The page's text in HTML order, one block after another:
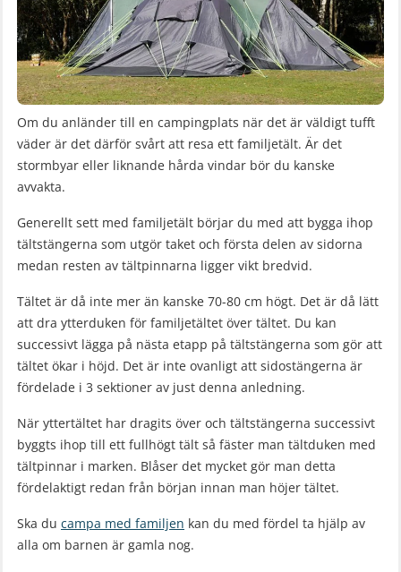
Om du anländer till en campingplats när det är väldigt tufft
väder är det därför svårt att resa ett familjetält. Är det
stormbyar eller liknande hårda vindar bör du kanske
avvakta.
Generellt sett med familjetält börjar du med att bygga ihop
tältstängerna som utgör taket och första delen av sidorna
medan resten av tältpinnarna ligger vikt bredvid.
Tältet är då inte mer än kanske 70-80 cm högt. Det är då lätt
att dra ytterduken för familjetältet över tältet. Du kan
successivt lägga på nästa etapp på tältstängerna som gör att
tältet ökar i höjd. Det är inte ovanligt att sidostängerna är
fördelade i 3 sektioner av just denna anledning.
När yttertältet har dragits över och tältstängerna successivt
byggts ihop till ett fullhögt tält så fäster man tältduken med
tältpinnar i marken. Blåser det mycket gör man detta
fördelaktigt redan från början innan man höjer tältet.
Ska du campa med familjen kan du med fördel ta hjälp av
alla om barnen är gamla nog.